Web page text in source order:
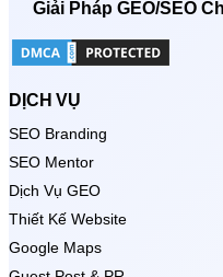
Giải Pháp GEO/SEO
DỊCH VỤ
SEO Branding
SEO Mentor
Dịch Vụ GEO
Thiết Kế Website
Google Maps